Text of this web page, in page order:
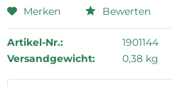
Merken Bewerten
Artikel-Nr.:
1901144
Versandgewicht:
0,38 kg